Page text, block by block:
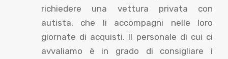
richiedere una vettura privata con
autista, che li accompagni nelle loro
giornate di acquisti. Il personale di cui ci
avvaliamo è in grado di consigliare i